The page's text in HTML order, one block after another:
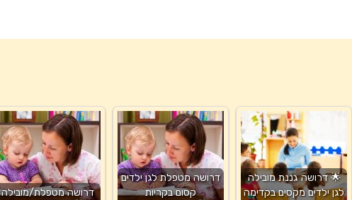
דרושה מטפלת/מובילה
דרושה מטפלת לגן ילדים
קסום בקריות
🌟 דרושה גננת מובילה
לגן ילדים מקסים בקדימה